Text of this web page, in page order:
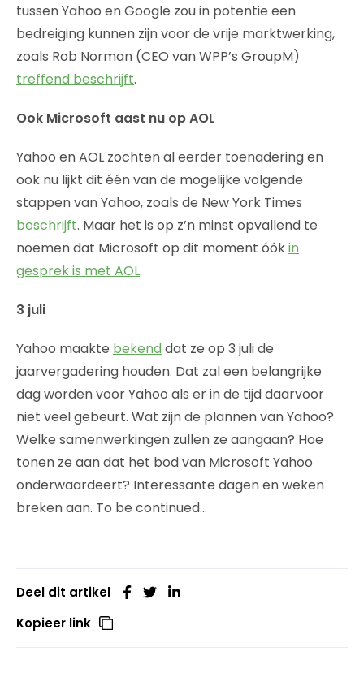
tussen Yahoo en Google zou in potentie een
bedreiging kunnen zijn voor de vrije marktwerking,
zoals Rob Norman (CEO van WPP’s GroupM)
treffend beschrijft.
Ook Microsoft aast nu op AOL
Yahoo en AOL zochten al eerder toenadering en
ook nu lijkt dit één van de mogelijke volgende
stappen van Yahoo, zoals de New York Times
beschrijft. Maar het is op z’n minst opvallend te
noemen dat Microsoft op dit moment óókin
gesprek is met AOL.
3 juli
Yahoo maakte bekend dat ze op 3 juli de
jaarvergadering houden. Dat zal een belangrijke
dag worden voor Yahoo als er in de tijd daarvoor
niet veel gebeurt. Wat zijn de plannen van Yahoo?
Welke samenwerkingen zullen ze aangaan? Hoe
tonen ze aan dat het bod van Microsoft Yahoo
onderwaardeert? Interessante dagen en weken
breken aan. To be continued…
Deel dit artikel
Kopieer link